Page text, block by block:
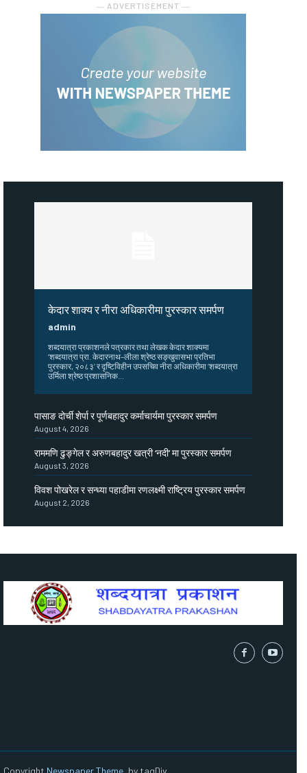
― ADVERTISEMENT ―
केदार शाक्य र नीरा अधिकारीमा पुरस्कार समर्पण
admin
शब्दयात्रा प्रकाशनले पत्रकार तथा लेखक केदार शाक्यमा
‘शब्दयात्रा प्रा. केदारनाथ–लीला श्रेष्ठ सङ्खुवासभा प्रतिभा
पुरस्कार, २०८३’ र दृष्टिविहीन उपसचिव नीरा अधिकारीमा ‘शब्दयात्रा
उर्मिला श्रेष्ठ प्रशासनिक...
पासाङ दोर्ची शेर्पा र पूर्णबहादुर कर्माचार्यमा पुरस्कार समर्पण
August 4, 2026
राममणि ढुङ्गेल र अरुणबहादुर खत्री ‘नदी’ मा पुरस्कार समर्पण
August 3, 2026
विवश पोखरेल र सन्ध्या पहाडीमा रणलक्ष्मी राष्ट्रिय पुरस्कार समर्पण
August 2, 2026
Copyright Newspaper Theme , by tagDiv.